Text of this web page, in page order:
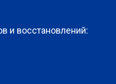
и восстановлений: